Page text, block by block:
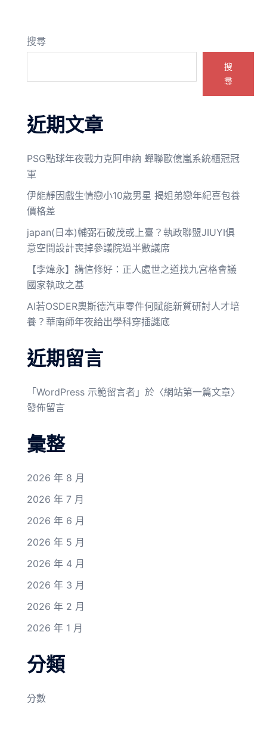
搜尋
搜
尋
近期文章
PSG點球年夜戰力克阿申納 蟬聯歐億嵐系統櫃冠冠
軍
伊能靜因戲生情戀小10歲男星 揭姐弟戀年紀喜包養
價格差
japan(日本)輔弼石破茂或上臺？執政聯盟JIUYI俱
意空間設計喪掉參議院過半數議席
【李煒永】講信修好：正人處世之道找九宮格會議
國家執政之基
AI若OSDER奧斯德汽車零件何賦能新質研討人才培
養？華南師年夜給出學科穿插謎底
近期留言
「 WordPress 示範留言者 」於〈網站第一篇文章〉
發佈留言
彙整
2026 年 8 月
2026 年 7 月
2026 年 6 月
2026 年 5 月
2026 年 4 月
2026 年 3 月
2026 年 2 月
2026 年 1 月
分類
分數